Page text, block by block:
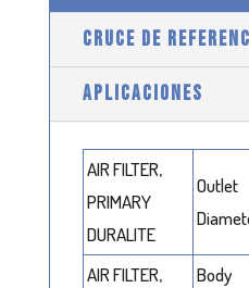
CRUCE DE
APLICACIONES
AIR FILTER,
PRIMARY
DURALITE
Outlet
AIR FILTER,
Body